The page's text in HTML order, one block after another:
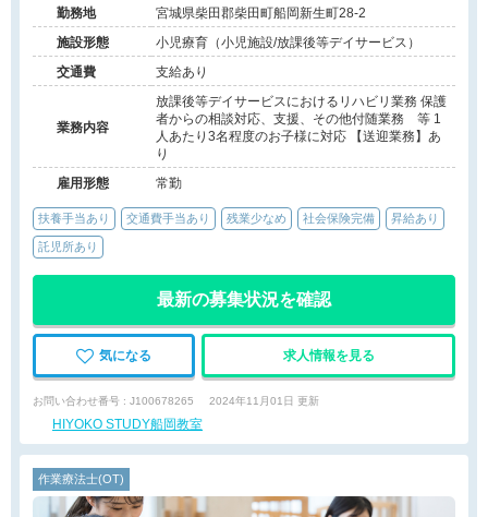
勤務地
宮城県柴田郡柴田町船岡新生町28-2
施設形態
小児療育（小児施設/放課後等デイサービス）
交通費
支給あり
業務内容
放課後等デイサービスにおけるリハビリ業務 保護
者からの相談対応、支援、その他付随業務 等 1
人あたり3名程度のお子様に対応 【送迎業務】あ
り
雇用形態
常勤
扶養手当あり 交通費手当あり 残業少なめ 社会保険完備 昇給あり
託児所あり
最新の募集状況を確認
気になる 求人情報を見る
お問い合わせ番号 : J100678265 2024年11月01日 更新
HIYOKO STUDY船岡教室
作業療法士(OT)